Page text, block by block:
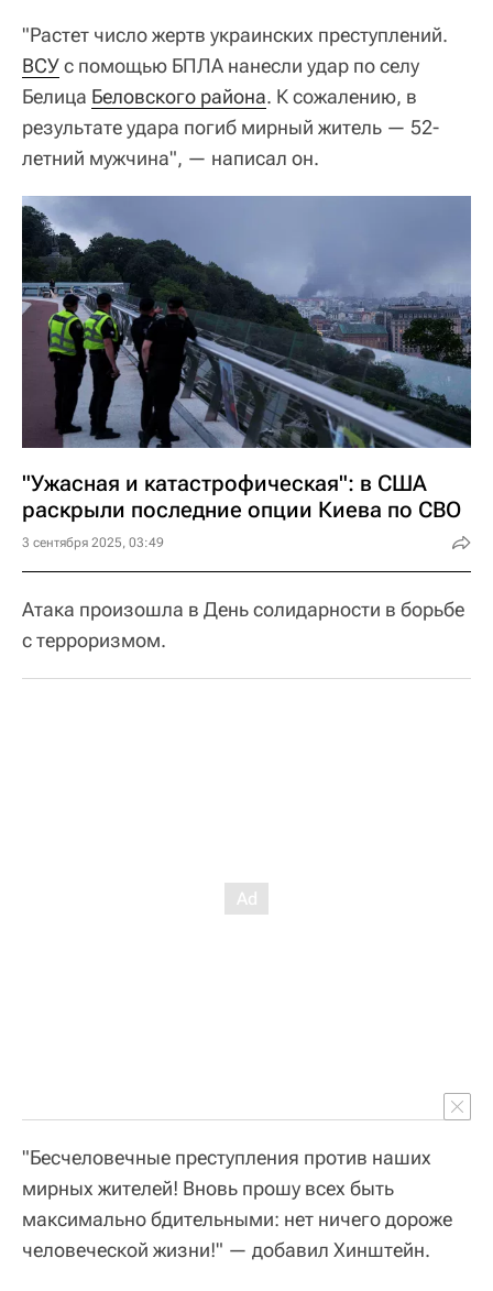
"Растет число жертв украинских преступлений.
ВСУс помощью БПЛА нанесли удар по селу
Белица Беловского района. К сожалению, в
результате удара погиб мирный житель — 52-
летний мужчина", — написал он.
"Ужасная и катастрофическая": в США
раскрыли последние опции Киева по СВО
3 сентября 2025, 03:49
Атака произошла в День солидарности в борьбе
с терроризмом.
"Бесчеловечные преступления против наших
мирных жителей! Вновь прошу всех быть
максимально бдительными: нет ничего дороже
человеческой жизни!" — добавил Хинштейн.